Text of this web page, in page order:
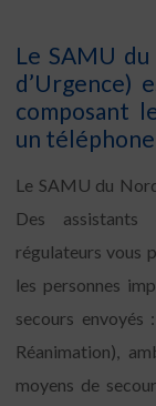
Le SAMU
d’Urgence)
composant
un
Le SAMU du
Des
régulateurs vous
les personnes
secours
Réanimation),
moyens de